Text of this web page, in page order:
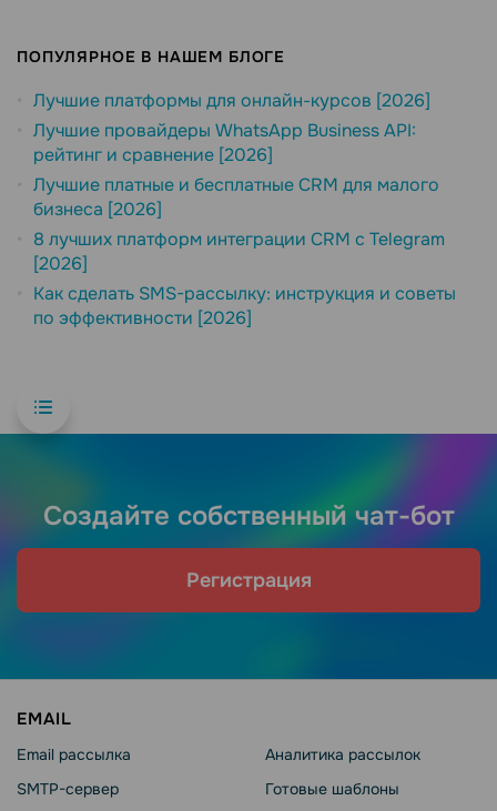
ПОПУЛЯРНОЕ В НАШЕМ БЛОГЕ
Лучшие платформы для онлайн-курсов [2026]
Лучшие провайдеры WhatsApp Business API:
рейтинг и сравнение [2026]
Лучшие платные и бесплатные CRM для малого
бизнеса [2026]
8 лучших платформ интеграции CRM с Telegram
[2026]
Как сделать SMS-рассылку: инструкция и советы
по эффективности [2026]
Создайте собственный чат-бот
Регистрация
EMAIL
Email рассылка
SMTP-сервер
Аналитика рассылок
Готовые шаблоны